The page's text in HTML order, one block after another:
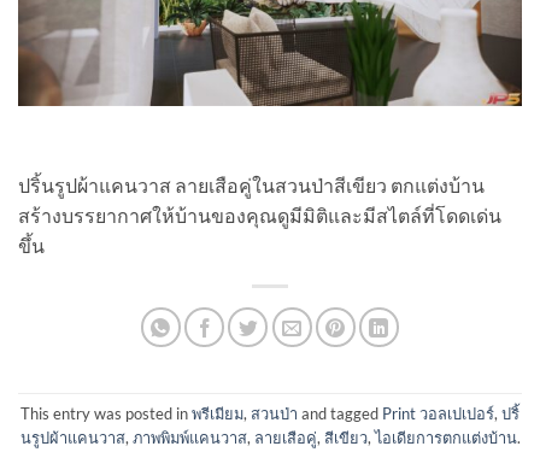
ปริ้นรูปผ้าแคนวาส ลายเสือคู่ในสวนป่าสีเขียว ตกแต่งบ้าน
สร้างบรรยากาศให้บ้านของคุณดูมีมิติและมีสไตล์ที่โดดเด่น
ขึ้น
This entry was posted inพรีเมียม, สวนป่า and tagged Print วอลเปเปอร์, ปริ้
นรูปผ้าแคนวาส, ภาพพิมพ์แคนวาส, ลายเสือคู่, สีเขียว,ไอเดียการตกแต่งบ้าน.